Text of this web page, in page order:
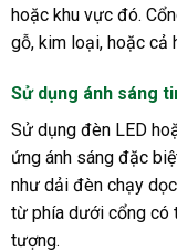
hoặc khu vực đó.
gỗ, kim loại, hoặc cả
Sử dụng ánh sáng
Sử dụng đèn LED
ứng ánh sáng đặc
như dải đèn chạy
từ phía dưới cổng có
tượng.